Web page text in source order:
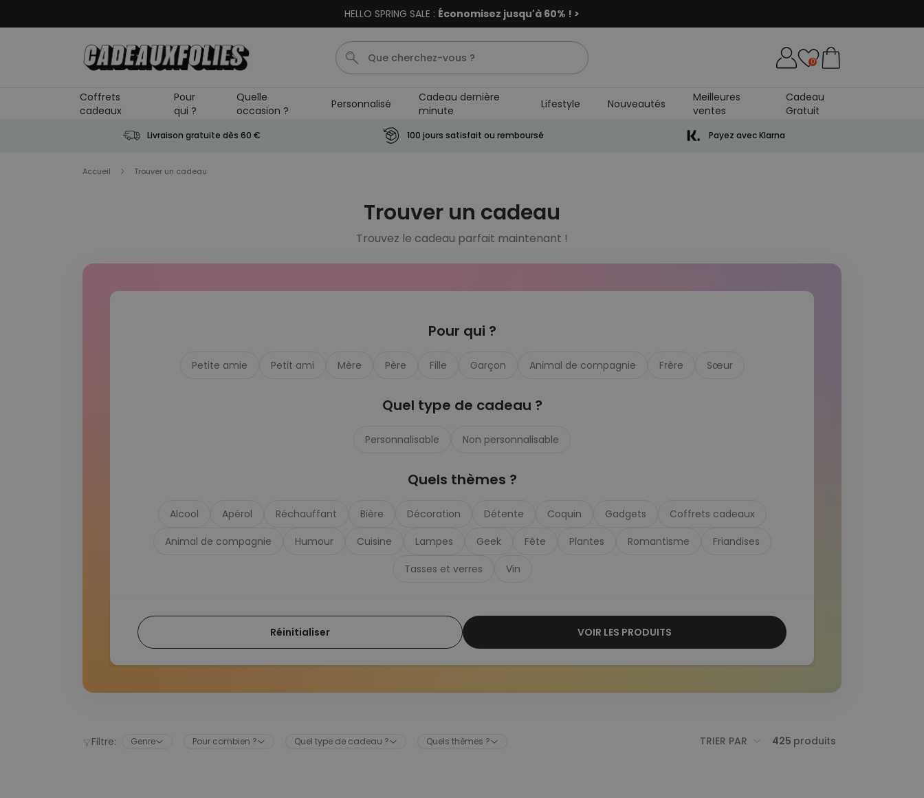
HELLO SPRING SALE : Économisez jusqu'à 60% ! >
Porte Cle Cadre
44,99 €
Poster personnalisé avec
plus de 400
Personnalisable
personnalisé avec prénom
plus de
Personnalisable
avec 4 photos
Chaussettes personnalisées
compagnie
plus de
13.600
0
Coffrets
cadeaux
Pour
qui ?
Quelle
occasion ?
Personnalisé
Cadeau dernière
minute
Lifestyle Nouveautés
Meilleures
ventes
Cadeau
Gratuit
Livraison gratuite dès 60 € 100 jours satisfait ou remboursé Payez avec Klarna
Accueil Trouver un cadeau
Trouver un cadeau
Trouvez le cadeau parfait maintenant !
Pour qui ?
Petite amie Petit ami Mère Père Fille Garçon Animal de compagnie Frère Sœur
Quel type de cadeau ?
Personnalisable Non personnalisable
Quels thèmes ?
Alcool Apérol Réchauffant Bière Décoration Détente Coquin Gadgets
Coffrets cadeaux
Animal de compagnie
Humour Cuisine Lampes Geek Fête Plantes Romantisme
Friandises
Tasses et verres
Vin
Réinitialiser VOIR LES PRODUITS
Filtre: Genre Pour combien ? Quel type de cadeau ? Quels thèmes ? TRIER PAR 425 produits